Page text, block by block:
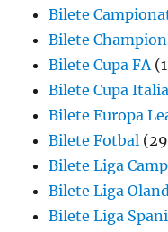
Bilete
Bilete
Bilete Cupa FA
Bilete Cupa
Bilete Europa
Bilete Fotbal
Bilete Liga
Bilete Liga
Bilete Liga